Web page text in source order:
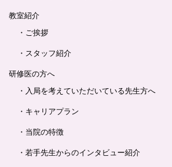
教室紹介
・ご挨拶
・スタッフ紹介
研修医の方へ
・入局を考えていただいている先生方へ
・キャリアプラン
・当院の特徴
・若手先生からのインタビュー紹介